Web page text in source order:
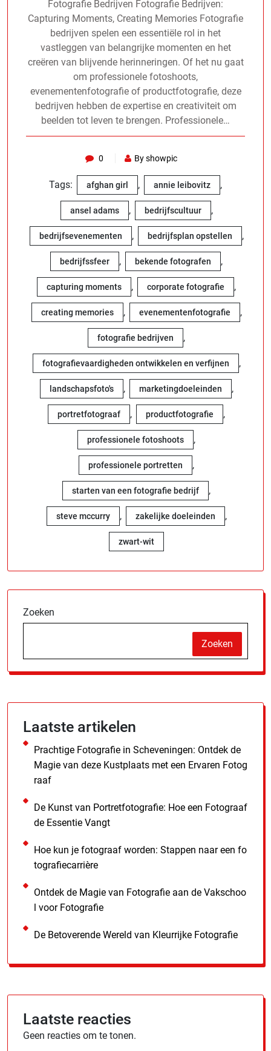
Fotografie Bedrijven Fotografie Bedrijven:
Capturing Moments, Creating Memories Fotografie
bedrijven spelen een essentiële rol in het
vastleggen van belangrijke momenten en het
creëren van blijvende herinneringen. Of het nu gaat
om professionele fotoshoots,
evenementenfotografie of productfotografie, deze
bedrijven hebben de expertise en creativiteit om
beelden tot leven te brengen. Professionele…
0 By showpic
Tags: afghan girl , annie leibovitz ,
ansel adams , bedrijfscultuur ,
bedrijfsevenementen , bedrijfsplan opstellen ,
bedrijfssfeer , bekende fotografen ,
capturing moments , corporate fotografie ,
creating memories , evenementenfotografie ,
fotografie bedrijven ,
fotografievaardigheden ontwikkelen en verfijnen ,
landschapsfoto's , marketingdoeleinden ,
portretfotograaf , productfotografie ,
professionele fotoshoots ,
professionele portretten ,
starten van een fotografie bedrijf ,
steve mccurry , zakelijke doeleinden ,
zwart-wit
Zoeken
Zoeken
Laatste artikelen
Prachtige Fotografie in Scheveningen: Ontdek de
Magie van deze Kustplaats met een Ervaren Fotog
raaf
De Kunst van Portretfotografie: Hoe een Fotograaf
de Essentie Vangt
Hoe kun je fotograaf worden: Stappen naar een fo
tografiecarrière
Ontdek de Magie van Fotografie aan de Vakschoo
l voor Fotografie
De Betoverende Wereld van Kleurrijke Fotografie
Laatste reacties
Geen reacties om te tonen.